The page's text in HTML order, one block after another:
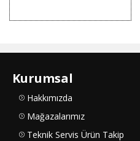
Kurumsal
Hakkımızda
Mağazalarımız
Teknik Servis Ürün Takip